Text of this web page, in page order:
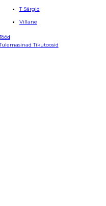
T Särgid
Villane
Tikutoosid